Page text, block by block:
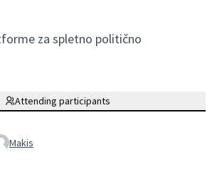
za spletno politično
Attending participants
Makis